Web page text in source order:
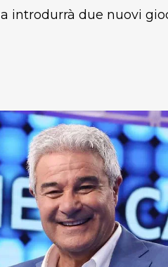
introdurrà due nuovi